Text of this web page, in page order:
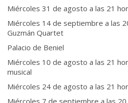
Miércoles 31 de agosto a las 21
Miércoles 14 de septiembre a las
Guzmán Quartet
Palacio de Beniel
Miércoles 10 de agosto a las 21
musical
Miércoles 24 de agosto a las 21
Miércoles 7 de septiembre a las 20